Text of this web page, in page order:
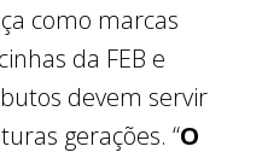
como marcas
da FEB e
devem servir
gerações. “O